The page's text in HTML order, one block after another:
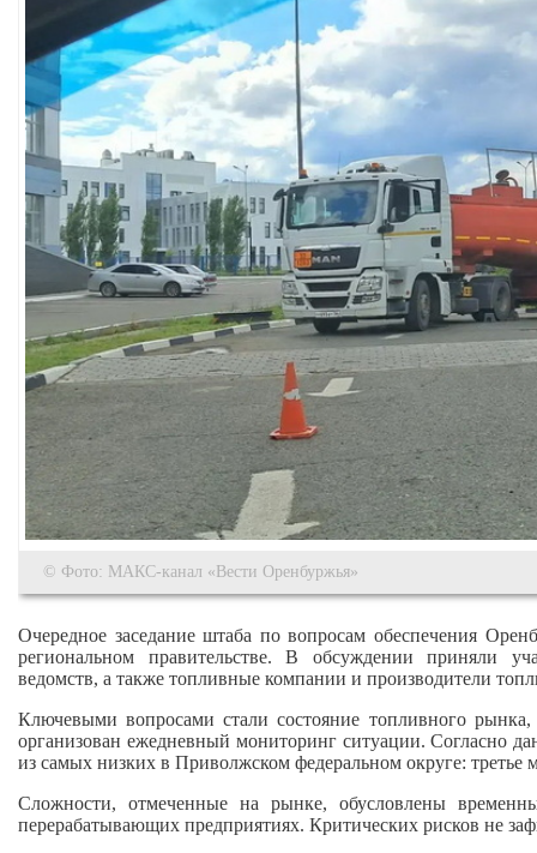
© Фото: МАКС-канал «Вести Оренбуржья»
Очередное заседание штаба по вопросам обеспечения
региональном правительстве. В обсуждении приняли
ведомств, а также топливные компании и производители
Ключевыми вопросами стали состояние топливного
организован ежедневный мониторинг ситуации. Согласно
из самых низких в Приволжском федеральном округе: третье
Сложности, отмеченные на рынке, обусловлены
перерабатывающих предприятиях. Критических рисков не